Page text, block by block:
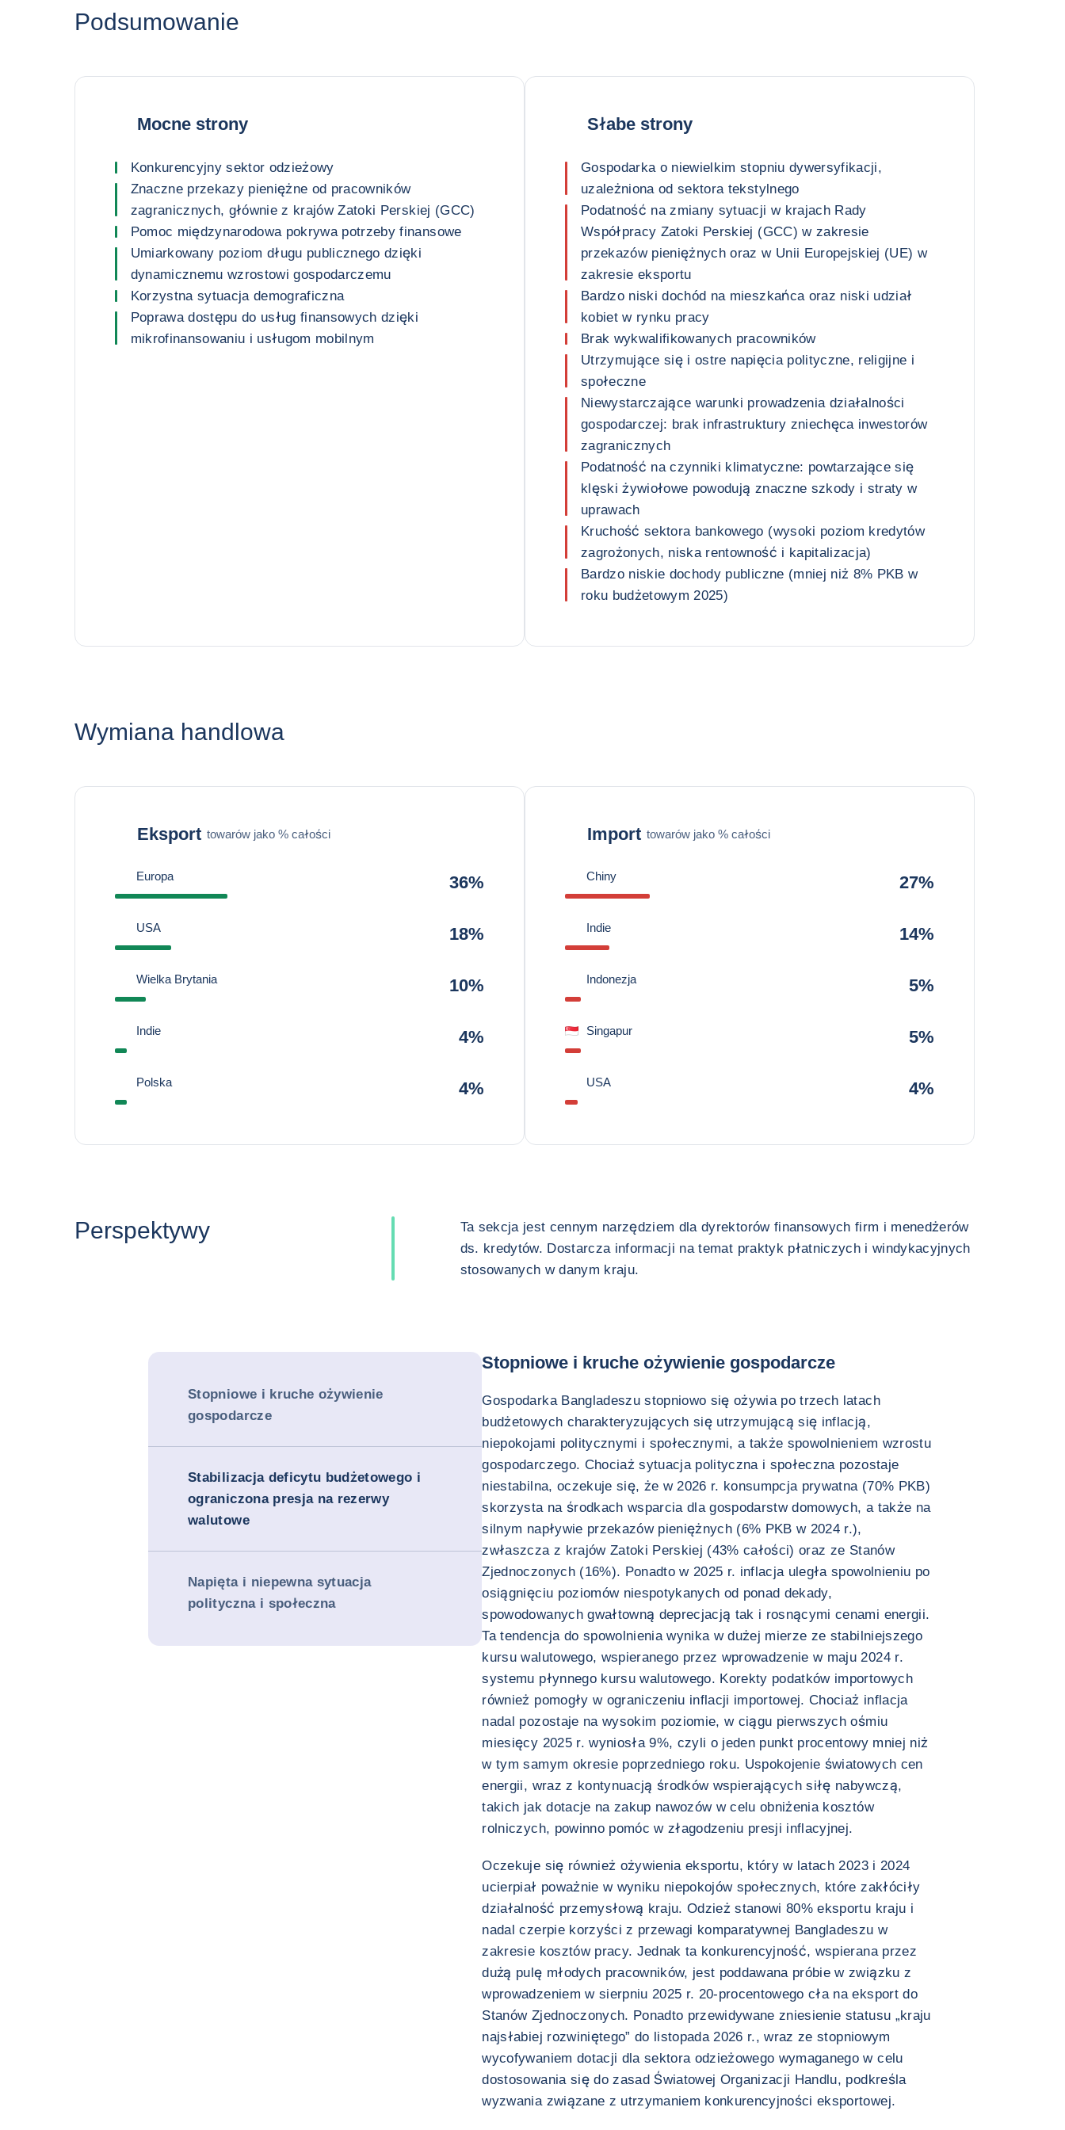
Podsumowanie
Mocne strony
Konkurencyjny sektor odzieżowy
Znaczne przekazy pieniężne od pracowników
zagranicznych, głównie z krajów Zatoki Perskiej (GCC)
Pomoc międzynarodowa pokrywa potrzeby finansowe
Umiarkowany poziom długu publicznego dzięki
dynamicznemu wzrostowi gospodarczemu
Korzystna sytuacja demograficzna
Poprawa dostępu do usług finansowych dzięki
mikrofinansowaniu i usługom mobilnym
Słabe strony
Gospodarka o niewielkim stopniu dywersyfikacji,
uzależniona od sektora tekstylnego
Podatność na zmiany sytuacji w krajach Rady
Współpracy Zatoki Perskiej (GCC) w zakresie
przekazów pieniężnych oraz w Unii Europejskiej (UE) w
zakresie eksportu
Bardzo niski dochód na mieszkańca oraz niski udział
kobiet w rynku pracy
Brak wykwalifikowanych pracowników
Utrzymujące się i ostre napięcia polityczne, religijne i
społeczne
Niewystarczające warunki prowadzenia działalności
gospodarczej: brak infrastruktury zniechęca inwestorów
zagranicznych
Podatność na czynniki klimatyczne: powtarzające się
klęski żywiołowe powodują znaczne szkody i straty w
uprawach
Kruchość sektora bankowego (wysoki poziom kredytów
zagrożonych, niska rentowność i kapitalizacja)
Bardzo niskie dochody publiczne (mniej niż 8% PKB w
roku budżetowym 2025)
Wymiana handlowa
Eksport towarów jako % całości
Europa 36%
USA 18%
Wielka Brytania 10%
Indie 4%
Polska 4%
Import towarów jako % całości
Chiny 27%
Indie 14%
Indonezja 5%
Singapur 5%
USA 4%
Perspektywy
Ta sekcja jest cennym narzędziem dla dyrektorów finansowych firm i menedżerów
ds. kredytów. Dostarcza informacji na temat praktyk płatniczych i windykacyjnych
stosowanych w danym kraju.
Stopniowe i kruche ożywienie
gospodarcze
Stabilizacja deficytu budżetowego i
ograniczona presja na rezerwy
walutowe
Napięta i niepewna sytuacja
polityczna i społeczna
Stopniowe i kruche ożywienie gospodarcze
Gospodarka Bangladeszu stopniowo się ożywia po trzech latach
budżetowych charakteryzujących się utrzymującą się inflacją,
niepokojami politycznymi i społecznymi, a także spowolnieniem wzrostu
gospodarczego. Chociaż sytuacja polityczna i społeczna pozostaje
niestabilna, oczekuje się, że w 2026 r. konsumpcja prywatna (70% PKB)
skorzysta na środkach wsparcia dla gospodarstw domowych, a także na
silnym napływie przekazów pieniężnych (6% PKB w 2024 r.),
zwłaszcza z krajów Zatoki Perskiej (43% całości) oraz ze Stanów
Zjednoczonych (16%). Ponadto w 2025 r. inflacja uległa spowolnieniu po
osiągnięciu poziomów niespotykanych od ponad dekady,
spowodowanych gwałtowną deprecjacją tak i rosnącymi cenami energii.
Ta tendencja do spowolnienia wynika w dużej mierze ze stabilniejszego
kursu walutowego, wspieranego przez wprowadzenie w maju 2024 r.
systemu płynnego kursu walutowego. Korekty podatków importowych
również pomogły w ograniczeniu inflacji importowej. Chociaż inflacja
nadal pozostaje na wysokim poziomie, w ciągu pierwszych ośmiu
miesięcy 2025 r. wyniosła 9%, czyli o jeden punkt procentowy mniej niż
w tym samym okresie poprzedniego roku. Uspokojenie światowych cen
energii, wraz z kontynuacją środków wspierających siłę nabywczą,
takich jak dotacje na zakup nawozów w celu obniżenia kosztów
rolniczych, powinno pomóc w złagodzeniu presji inflacyjnej.
Oczekuje się również ożywienia eksportu, który w latach 2023 i 2024
ucierpiał poważnie w wyniku niepokojów społecznych, które zakłóciły
działalność przemysłową kraju. Odzież stanowi 80% eksportu kraju i
nadal czerpie korzyści z przewagi komparatywnej Bangladeszu w
zakresie kosztów pracy. Jednak ta konkurencyjność, wspierana przez
dużą pulę młodych pracowników, jest poddawana próbie w związku z
wprowadzeniem w sierpniu 2025 r. 20-procentowego cła na eksport do
Stanów Zjednoczonych. Ponadto przewidywane zniesienie statusu „kraju
najsłabiej rozwiniętego” do listopada 2026 r., wraz ze stopniowym
wycofywaniem dotacji dla sektora odzieżowego wymaganego w celu
dostosowania się do zasad Światowej Organizacji Handlu, podkreśla
wyzwania związane z utrzymaniem konkurencyjności eksportowej.